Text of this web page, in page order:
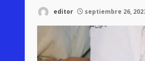
editor septiembre 26,